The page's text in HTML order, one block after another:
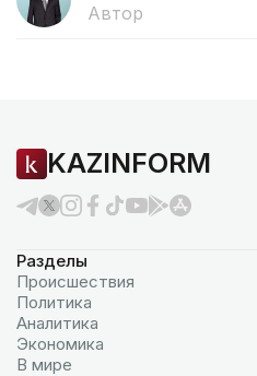
Автор
KAZINFORM
Разделы
Происшествия
Политика
Аналитика
Экономика
В мире